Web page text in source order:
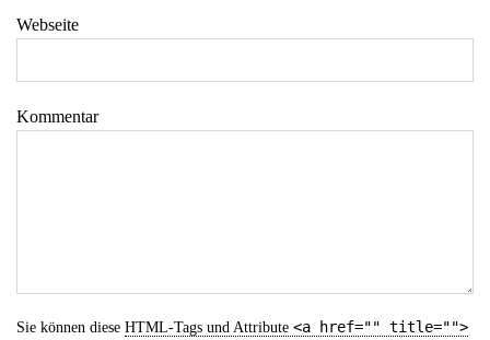
Webseite
Kommentar
Sie können diese HTML-Tags und Attribute <a href="" title="">